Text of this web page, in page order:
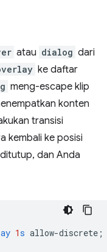
atau dialog dari
ke daftar
meng-escape klip
konten
transisi
kembali ke posisi
dan Anda
1s allow-discrete ;